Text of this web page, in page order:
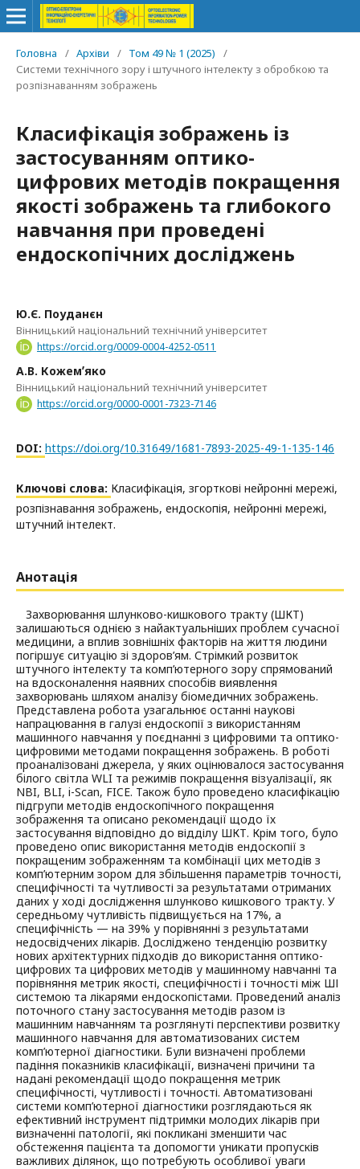
Головна / Архіви / Том 49 № 1 (2025)
/
Системи технічного зору і штучного інтелекту з обробкою та
розпізнаванням зображень
Класифікація зображень із
застосуванням оптико-
цифрових методів покращення
якості зображень та глибокого
навчання при проведені
ендоскопічних досліджень
Ю.Є. Поуданєн
Вінницький національний технічний університет
https://orcid.org/0009-0004-4252-0511
А.В. Кожемʼяко
Вінницький національний технічний університет
https://orcid.org/0000-0001-7323-7146
DOI: https://doi.org/10.31649/1681-7893-2025-49-1-135-146
Ключові слова: Класифікація, згорткові нейронні мережі,
розпізнавання зображень, ендоскопія, нейронні мережі,
штучний інтелект.
Анотація
Захворювання шлунково-кишкового тракту (ШКТ)
залишаються однією з найактуальніших проблем сучасної
медицини, а вплив зовнішніх факторів на життя людини
погіршує ситуацію зі здоров’ям. Стрімкий розвиток
штучного інтелекту та комп’ютерного зору спрямований
на вдосконалення наявних способів виявлення
захворювань шляхом аналізу біомедичних зображень.
Представлена робота узагальнює останні наукові
напрацювання в галузі ендоскопії з використанням
машинного навчання у поєднанні з цифровими та оптико-
цифровими методами покращення зображень. В роботі
проаналізовані джерела, у яких оцінювалося застосування
білого світла WLI та режимів покращення візуалізації, як
NBI, BLI, i-Scan, FICE. Також було проведено класифікацію
підгрупи методів ендоскопічного покращення
зображення та описано рекомендації щодо їх
застосування відповідно до відділу ШКТ. Крім того, було
проведено опис використання методів ендоскопії з
покращеним зображенням та комбінації цих методів з
комп’ютерним зором для збільшення параметрів точності,
специфічності та чутливості за результатами отриманих
даних у ході дослідження шлунково кишкового тракту. У
середньому чутливість підвищується на 17%, а
специфічність — на 39% у порівнянні з результатами
недосвідчених лікарів. Досліджено тенденцію розвитку
нових архітектурних підходів до використання оптико-
цифрових та цифрових методів у машинному навчанні та
порівняння метрик якості, специфічності і точності між ШІ
системою та лікарями ендоскопістами. Проведений аналіз
поточного стану застосування методів разом із
машинним навчанням та розглянуті перспективи розвитку
машинного навчання для автоматизованих систем
комп’ютерної діагностики. Були визначені проблеми
падіння показників класифікації, визначені причини та
надані рекомендації щодо покращення метрик
специфічності, чутливості і точності. Автоматизовані
системи комп’ютерної діагностики розглядаються як
ефективний інструмент підтримки молодих лікарів при
визначенні патології, які покликані зменшити час
обстеження пацієнта та допомогти уникати пропусків
важливих ділянок, що потребують особливої уваги